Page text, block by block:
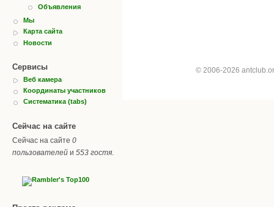
Объявления
Мы
Карта сайта
Новости
Сервисы
Веб камера
Координаты участников
Систематика (tabs)
Сейчас на сайте
Сейчас на сайте 0
пользователей и 553 гостя
© 2006-2026